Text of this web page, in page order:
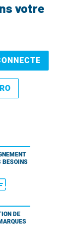
votre
BESOINS
DE